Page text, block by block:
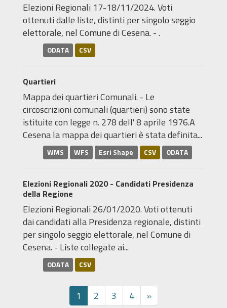
Elezioni Regionali 17-18/11/2024. Voti
ottenuti dalle liste, distinti per singolo seggio
elettorale, nel Comune di Cesena. - .
ODATA CSV
Quartieri
Mappa dei quartieri Comunali. - Le
circoscrizioni comunali (quartieri) sono state
istituite con legge n. 278 dell' 8 aprile 1976.A
Cesena la mappa dei quartieri è stata definita...
WMS WFS Esri Shape CSV ODATA
Elezioni Regionali 2020 - Candidati Presidenza
della Regione
Elezioni Regionali 26/01/2020. Voti ottenuti
dai candidati alla Presidenza regionale, distinti
per singolo seggio elettorale, nel Comune di
Cesena. - Liste collegate ai...
ODATA CSV
1 2 3 4 »